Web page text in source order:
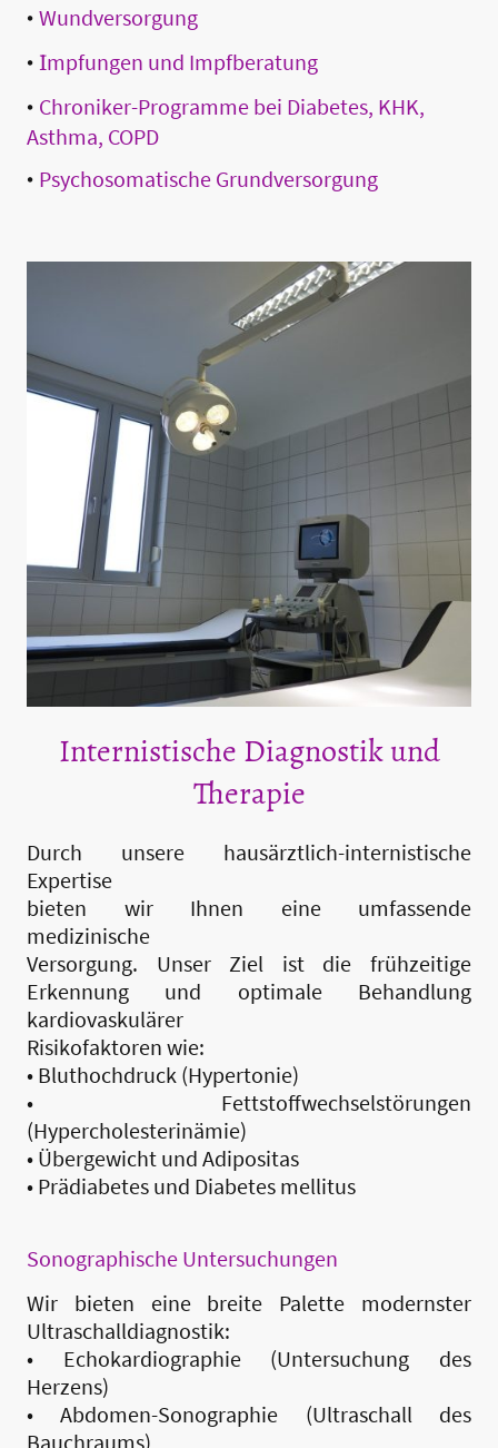
• Wundversorgung
•Impfungen und Impfberatung
• Chroniker-Programme bei Diabetes, KHK,
Asthma, COPD
• Psychosomatische Grundversorgung
Internistische Diagnostik und
Therapie
Durch unsere hausärztlich-internistische
Expertise
bieten wir Ihnen eine umfassende
medizinische
Versorgung. Unser Ziel ist die frühzeitige
Erkennung und optimale Behandlung
kardiovaskulärer
Risikofaktoren wie:
• Bluthochdruck (Hypertonie)
• Fettstoffwechselstörungen
(Hypercholesterinämie)
• Übergewicht und Adipositas
• Prädiabetes und Diabetes mellitus
Sonographische Untersuchungen
Wir bieten eine breite Palette modernster
Ultraschalldiagnostik:
• Echokardiographie (Untersuchung des
Herzens)
• Abdomen-Sonographie (Ultraschall des
Bauchraums)